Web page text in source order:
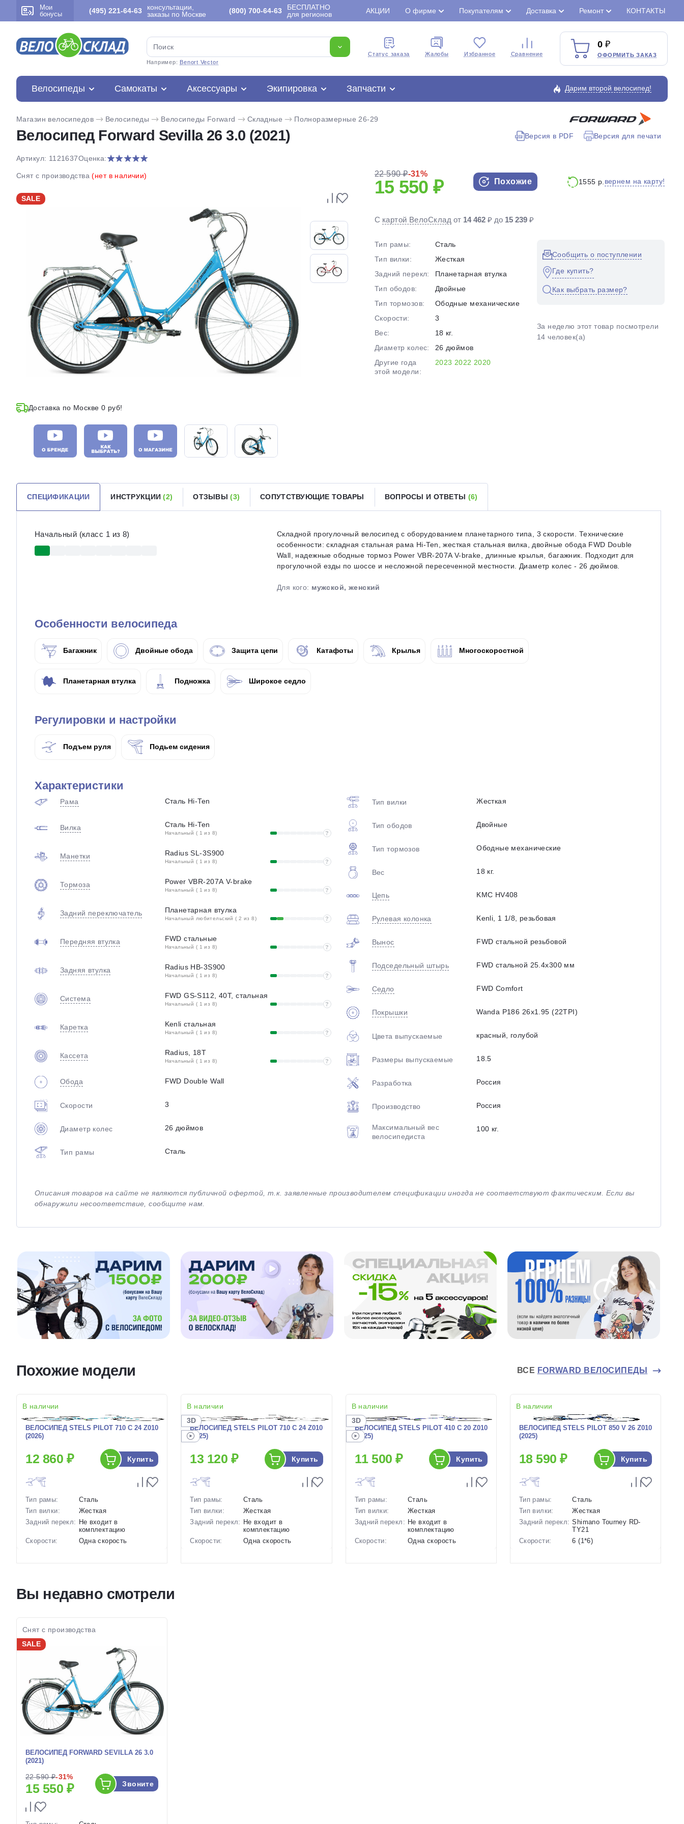
Мои
бонусы
(495) 221-64-63
консультации,
заказы по Москве
(800) 700-64-63
БЕСПЛАТНО
для регионов
АКЦИИ О фирме Покупателям Доставка Ремонт КОНТАКТЫ
Например: Benort Vector
Cтатус заказа Жалобы Избранное Сравнение
0
ОФОРМИТЬ ЗАКАЗ
Велосипеды Самокаты Аксессуары Экипировка Запчасти Дарим второй велосипед!
Магазин велосипедов Велосипеды Велосипеды Forward Складные Полноразмерные 26-29
Велосипед Forward Sevilla 26 3.0 (2021) Версия в PDF Версия для печати
Артикул: 1121637Оценка:
Снят с производства(нет в наличии)
SALE
Доставка по Москве 0 руб!
22 590 ₽-31%
15 550 ₽ Похожие 1555 р. вернем на карту!
С картой ВелоСклад от 14 462 ₽ до 15 239 ₽
Тип рамы:
Сталь
Тип вилки:
Жесткая
Задний перекл:
Планетарная втулка
Тип ободов:
Двойные
Тип тормозов:
Ободные механические
Скорости:
3
Вес:
18 кг.
Диаметр колес:
26 дюймов
Другие года
этой модели:
2023 2022 2020
Сообщить о поступлении
Где купить?
Как выбрать размер?
За неделю этот товар посмотрели
14 человек(а)
СПЕЦИФИКАЦИИ ИНСТРУКЦИИ(2) ОТЗЫВЫ(3) СОПУТСТВУЮЩИЕ ТОВАРЫ ВОПРОСЫ И ОТВЕТЫ (6)
Начальный (класс 1 из 8)
Складной прогулочный велосипед с оборудованием планетарного типа, 3 скорости. Технические
особенности: складная стальная рама Hi-Ten, жесткая стальная вилка, двойные обода FWD Double
Wall, надежные ободные тормоз Power VBR-207A V-brake, длинные крылья, багажник. Подходит для
прогулочной езды по шоссе и несложной пересеченной местности. Диаметр колес - 26 дюймов.
Для кого: мужской, женский
Особенности велосипеда
Багажник Двойные обода Защита цепи Катафоты Крылья Многоскоростной
Планетарная втулка Подножка Широкое седло
Регулировки и настройки
Подъем руля Подьем сидения
Характеристики
Рама Сталь Hi-Ten
Вилка Сталь Hi-Ten
Начальный ( 1 из 8) ?
Манетки Radius SL-3S900
Начальный ( 1 из 8) ?
Тормоза Power VBR-207A V-brake
Начальный ( 1 из 8) ?
Задний переключатель Планетарная втулка
Начальный любительский ( 2 из 8) ?
Передняя втулка FWD стальные
Начальный ( 1 из 8) ?
Задняя втулка Radius HB-3S900
Начальный ( 1 из 8) ?
Система FWD GS-S112, 40T, стальная
Начальный ( 1 из 8) ?
Каретка Kenli стальная
Начальный ( 1 из 8) ?
Кассета Radius, 18T
Начальный ( 1 из 8) ?
Обода FWD Double Wall
Скорости 3
Диаметр колес 26 дюймов
Тип рамы Сталь
Тип вилки Жесткая
Тип ободов Двойные
Тип тормозов Ободные механические
Вес 18 кг.
Цепь KMC HV408
Рулевая колонка Kenli, 1 1/8, резьбовая
Вынос FWD стальной резьбовой
Подседельный штырь FWD стальной 25.4x300 мм
Седло FWD Comfort
Покрышки Wanda P186 26x1.95 (22TPI)
Цвета выпускаемые красный, голубой
Размеры выпускаемые 18.5
Разработка Россия
Производство Россия
Максимальный вес
велосипедиста
100 кг.
Описания товаров на сайте не являются публичной офертой, т.к. заявленные производителем спецификации иногда не соответствуют фактическим. Если вы
обнаружили несоответствие, сообщите нам.
Похожие модели ВСЕ FORWARD ВЕЛОСИПЕДЫ
В наличии
ВЕЛОСИПЕД STELS PILOT 710 C 24 Z010
(2026)
12 860 ₽ Купить
Тип рамы:
Сталь
Тип вилки:
Жесткая
Задний перекл: Не входит в
комплектацию
Скорости:
Одна скорость
Цвет-размер в
наличии:
, 14 Синий-Зеленый
В наличии
3D
ВЕЛОСИПЕД STELS PILOT 710 C 24 Z010
(2025)
13 120 ₽ Купить
Тип рамы:
Сталь
Тип вилки:
Жесткая
Задний перекл: Не входит в
комплектацию
Скорости:
Одна скорость
В наличии
3D
ВЕЛОСИПЕД STELS PILOT 410 C 20 Z010
(2025)
11 500 ₽ Купить
Тип рамы:
Сталь
Тип вилки:
Жесткая
Задний перекл: Не входит в
комплектацию
Скорости:
Одна скорость
В наличии
ВЕЛОСИПЕД STELS PILOT 850 V 26 Z010
(2025)
18 590 ₽ Купить
Тип рамы:
Сталь
Тип вилки:
Жесткая
Задний перекл: Shimano Tourney RD-
TY21
Скорости:
6 (1*6)
Вы недавно смотрели
Снят с производства
SALE
ВЕЛОСИПЕД FORWARD SEVILLA 26 3.0
(2021)
22 590 ₽-31%
15 550 ₽ Звоните
Разбейте
оплату
на части
без переплат
График платежей
Сегодня
25%
Оплачивайте сегодня только
25% картой любого банка
Подробнееоб оплате Плайтом
раз в 2
Остались вопросы?
8 800 302-02-51